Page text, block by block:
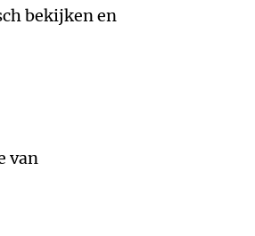
bekijken en
van